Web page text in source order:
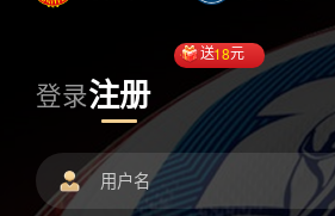
登录注册
送18元